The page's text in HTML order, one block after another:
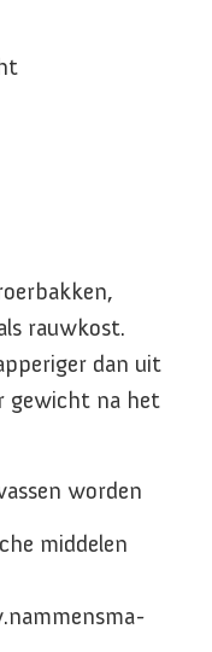
rauwkost.
dan uit
gewicht na het
worden
middelen